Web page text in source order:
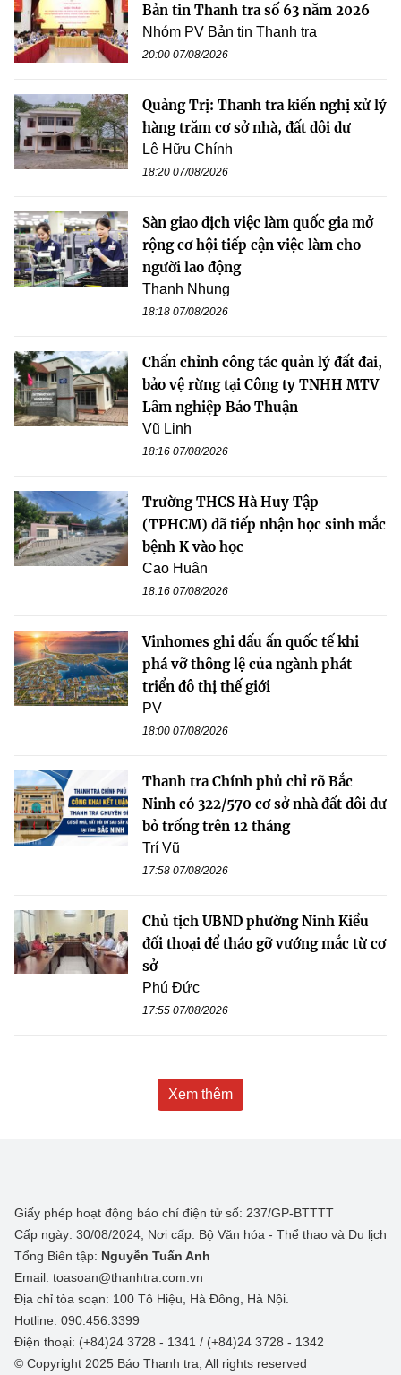
Bản tin Thanh tra số 63 năm 2026
Nhóm PV Bản tin Thanh tra
20:00 07/08/2026
Quảng Trị: Thanh tra kiến nghị xử lý
hàng trăm cơ sở nhà, đất dôi dư
Lê Hữu Chính
18:20 07/08/2026
Sàn giao dịch việc làm quốc gia mở
rộng cơ hội tiếp cận việc làm cho
người lao động
Thanh Nhung
18:18 07/08/2026
Chấn chỉnh công tác quản lý đất đai,
bảo vệ rừng tại Công ty TNHH MTV
Lâm nghiệp Bảo Thuận
Vũ Linh
18:16 07/08/2026
Trường THCS Hà Huy Tập
(TPHCM) đã tiếp nhận học sinh mắc
bệnh K vào học
Cao Huân
18:16 07/08/2026
Vinhomes ghi dấu ấn quốc tế khi
phá vỡ thông lệ của ngành phát
triển đô thị thế giới
PV
18:00 07/08/2026
Thanh tra Chính phủ chỉ rõ Bắc
Ninh có 322/570 cơ sở nhà đất dôi dư
bỏ trống trên 12 tháng
Trí Vũ
17:58 07/08/2026
Chủ tịch UBND phường Ninh Kiều
đối thoại để tháo gỡ vướng mắc từ cơ
sở
Phú Đức
17:55 07/08/2026
Xem thêm
Giấy phép hoạt động báo chí điện tử số: 237/GP-BTTTT
Cấp ngày: 30/08/2024; Nơi cấp: Bộ Văn hóa - Thể thao và Du lịch
Tổng Biên tập: Nguyễn Tuấn Anh
Email: toasoan@thanhtra.com.vn
Địa chỉ tòa soạn: 100 Tô Hiệu, Hà Đông, Hà Nội.
Hotline: 090.456.3399
Điện thoại: (+84)24 3728 - 1341 / (+84)24 3728 - 1342
© Copyright 2025 Báo Thanh tra, All rights reserved